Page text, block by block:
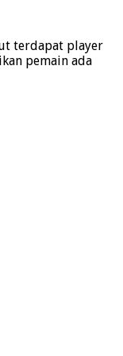
terdapat player
pemain ada